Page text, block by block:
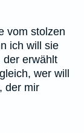
vom stolzen
ich will sie
der erwählt
wer will
der mir